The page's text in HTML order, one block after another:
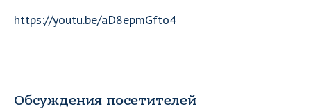
https://youtu.be/aD8epmGfto4
Обсуждения посетителей